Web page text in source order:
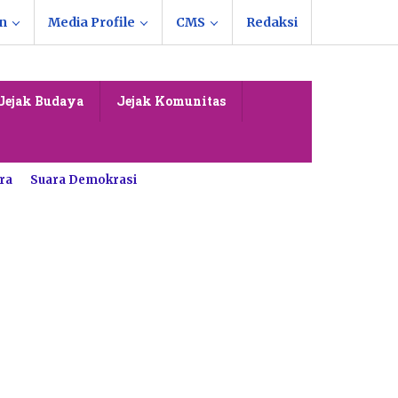
Media Profile CMS Redaksi
Budaya Jejak Komunitas
Suara Demokrasi